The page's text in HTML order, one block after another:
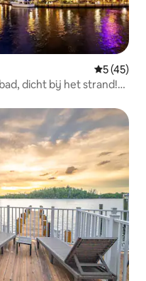
5 (45)
dicht bij het strand!